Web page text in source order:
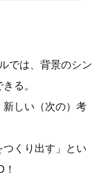
では、背景のシン
る。
しい（次の）考
くり出す」とい